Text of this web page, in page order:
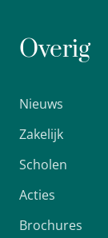
Overig
Nieuws
Zakelijk
Scholen
Acties
Brochures